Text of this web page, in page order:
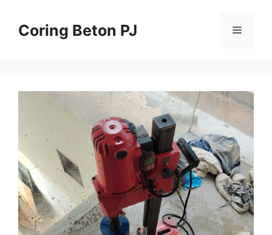
contentCoring Beton PJ Menu